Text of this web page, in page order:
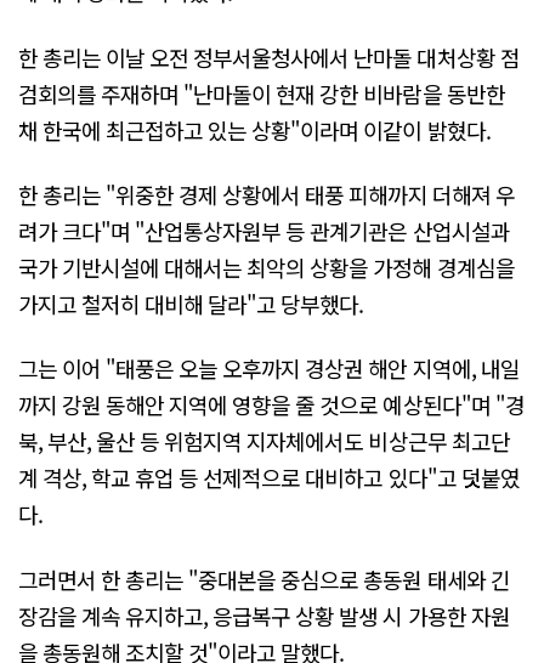
한 총리는 이날 오전 정부서울청사에서 난마돌 대처상황 점
검회의를 주재하며 "난마돌이 현재 강한 비바람을 동반한
채 한국에 최근접하고 있는 상황"이라며 이같이 밝혔다.
한 총리는 "위중한 경제 상황에서 태풍 피해까지 더해져 우
려가 크다"며 "산업통상자원부 등 관계기관은 산업시설과
국가 기반시설에 대해서는 최악의 상황을 가정해 경계심을
가지고 철저히 대비해 달라"고 당부했다.
그는 이어 "태풍은 오늘 오후까지 경상권 해안 지역에, 내일
까지 강원 동해안 지역에 영향을 줄 것으로 예상된다"며 "경
북, 부산, 울산 등 위험지역 지자체에서도 비상근무 최고단
계 격상, 학교 휴업 등 선제적으로 대비하고 있다"고 덧붙였
다.
그러면서 한 총리는 "중대본을 중심으로 총동원 태세와 긴
장감을 계속 유지하고, 응급복구 상황 발생 시 가용한 자원
을 총동원해 조치할 것"이라고 말했다.